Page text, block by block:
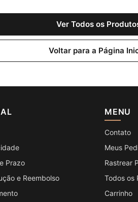
Ver Todos os
Voltar para a Página
Prazo
e Reembolso
MENU
Contato
Meus
Rastrear
Todos os
Carrinho